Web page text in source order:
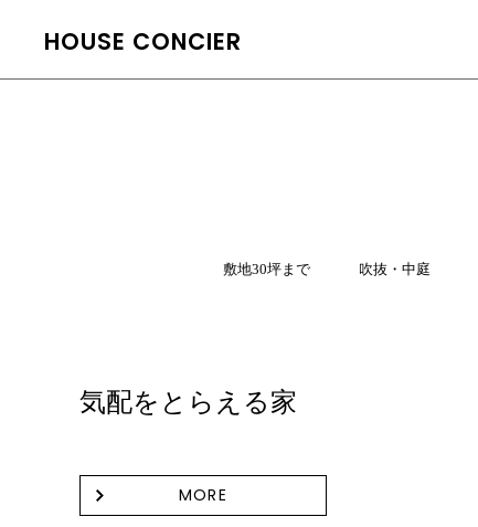
HOUSE CONCIER
敷地30坪まで 吹抜・中庭
気配をとらえる家
MORE